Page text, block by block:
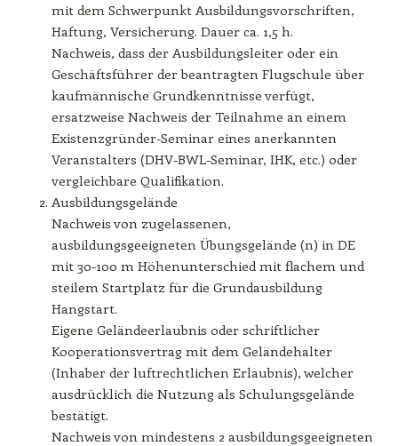
mit dem Schwerpunkt Ausbildungsvorschriften,
Haftung, Versicherung. Dauer ca. 1,5 h.
Nachweis, dass der Ausbildungsleiter oder ein
Geschäftsführer der beantragten Flugschule über
kaufmännische Grundkenntnisse verfügt,
ersatzweise Nachweis der Teilnahme an einem
Existenzgründer-Seminar eines anerkannten
Veranstalters (DHV-BWL-Seminar, IHK, etc.) oder
vergleichbare Qualifikation.
Ausbildungsgelände
Nachweis von zugelassenen,
ausbildungsgeeigneten Übungsgelände (n) in DE
mit 30-100 m Höhenunterschied mit flachem und
steilem Startplatz für die Grundausbildung
Hangstart.
Eigene Geländeerlaubnis oder schriftlicher
Kooperationsvertrag mit dem Geländehalter
(Inhaber der luftrechtlichen Erlaubnis), welcher
ausdrücklich die Nutzung als Schulungsgelände
bestätigt.
Nachweis von mindestens 2 ausbildungsgeeigneten